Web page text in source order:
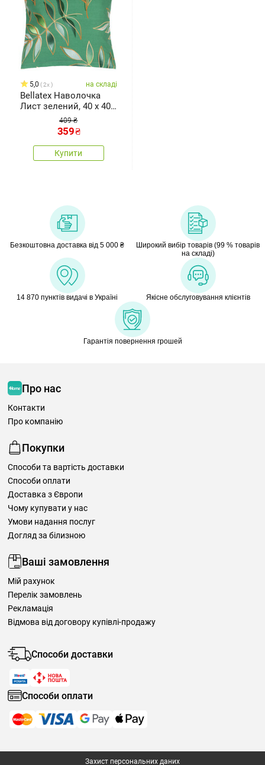
5,0 2x на складі
Bellatex Наволочка
Лист зелений, 40 x 40
409 ₴
359₴
Купити
Безкоштовна доставка від 5 000 ₴
Широкий вибір товарів (99 % товарів
на складі)
14 870 пунктів видачі в Україні Якісне обслуговування клієнтів
Гарантія повернення грошей
Про нас
Контакти
Про компанію
Покупки
Способи та вартість доставки
Способи оплати
Доставка з Європи
Чому купувати у нас
Умови надання послуг
Догляд за білизною
Ваші замовлення
Мій рахунок
Перелік замовлень
Рекламація
Відмова від договору купівлі-продажу
Способи доставки
Способи оплати
Захист персональних даних